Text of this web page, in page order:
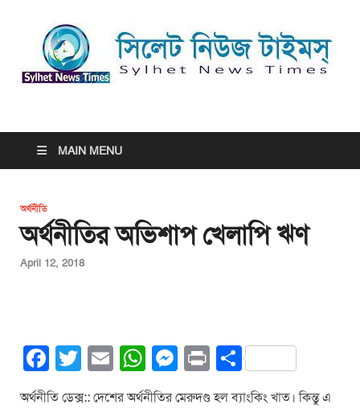
সিলেট নিউজ টাইমস্ | Sylhet
News Times
MAIN MENU
অর্থনীতি
অর্থনীতির অভিশাপ খেলাপি ঋণ
April 12, 2018
F
a
T
wi
E
m
W
h
M
e
Pr S
h
অর্থনীতি ডেক্স:: দেশের অর্থনীতির মেরুদণ্ড হল ব্যাংকিং খাত। কিন্তু এ